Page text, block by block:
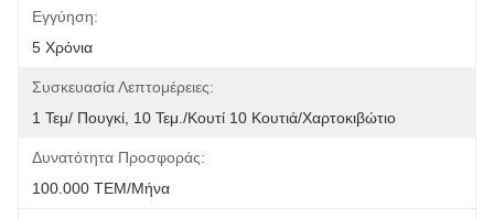
Εγγύηση:
5 Χρόνια
Συσκευασία Λεπτομέρειες:
1 Τεμ/ Πουγκί, 10 Τεμ./κουτί 10 Κουτιά/χαρτοκιβώτιο
Δυνατότητα Προσφοράς:
100.000 ΤΕΜ/Μήνα